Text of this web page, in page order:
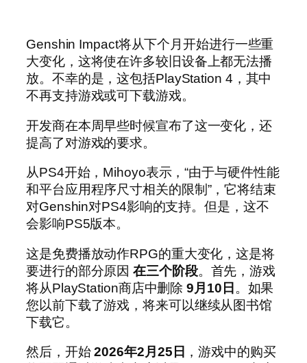
Genshin Impact将从下个月开始进行一些重
大变化，这将使在许多较旧设备上都无法播
放。不幸的是，这包括PlayStation 4，其中
不再支持游戏或可下载游戏。
开发商在本周早些时候宣布了这一变化，还
提高了对游戏的要求。
从PS4开始，Mihoyo表示，“由于与硬件性能
和平台应用程序尺寸相关的限制”，它将结束
对Genshin对PS4影响的支持。但是，这不
会影响PS5版本。
这是免费播放动作RPG的重大变化，这是将
要进行的部分原因在三个阶段。首先，游戏
将从PlayStation商店中删除9月10日 。如果
您以前下载了游戏，将来可以继续从图书馆
下载它。
然后，开始2026年2月25日 ，游戏中的购买